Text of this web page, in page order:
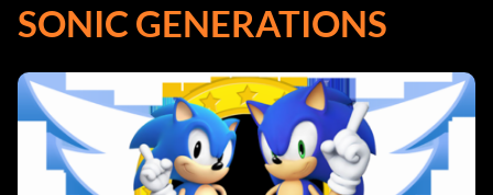
SONIC GENERATIONS